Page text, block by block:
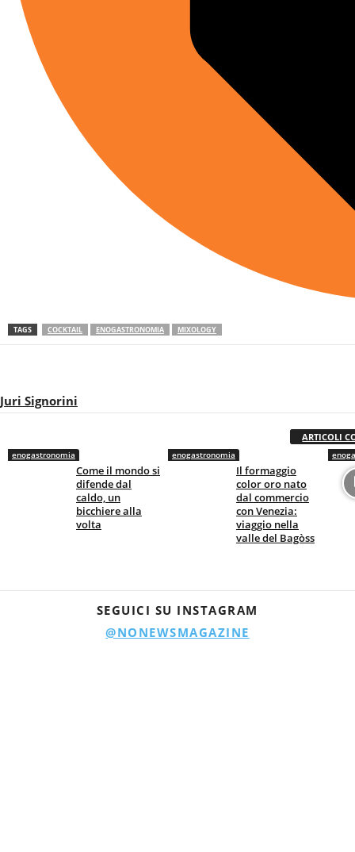
TAGS COCKTAIL ENOGASTRONOMIA MIXOLOGY
Juri Signorini
ARTICOLI
enogastronomia
Come il mondo si
difende dal
caldo, un
bicchiere alla
volta
enogastronomia
Il formaggio
color oro nato
dal commercio
con Venezia:
viaggio nella
valle del Bagòss
SEGUICI SU INSTAGRAM
@NONEWSMAGAZINE